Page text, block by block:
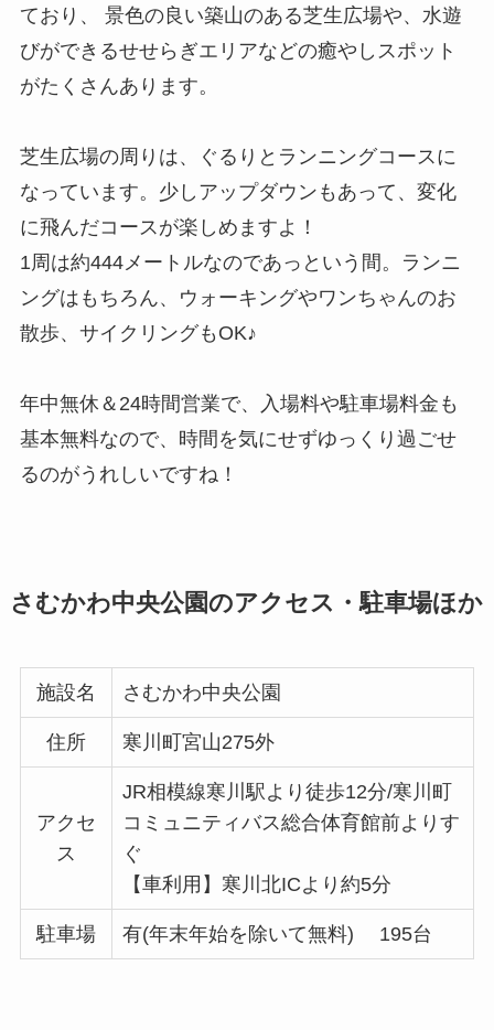
ており、 景色の良い築山のある芝生広場や、水遊
びができるせせらぎエリアなどの癒やしスポット
がたくさんあります。
芝生広場の周りは、ぐるりとランニングコースに
なっています。少しアップダウンもあって、変化
に飛んだコースが楽しめますよ！
1周は約444メートルなのであっという間。ランニ
ングはもちろん、ウォーキングやワンちゃんのお
散歩、サイクリングもOK♪
年中無休＆24時間営業で、入場料や駐車場料金も
基本無料なので、時間を気にせずゆっくり過ごせ
るのがうれしいですね！
さむかわ中央公園のアクセス・駐車場ほか
施設名 さむかわ中央公園
住所 寒川町宮山275外
アクセ
ス
JR相模線寒川駅より徒歩12分/寒川町
コミュニティバス総合体育館前よりす
ぐ
【車利用】寒川北ICより約5分
駐車場 有(年末年始を除いて無料) 195台